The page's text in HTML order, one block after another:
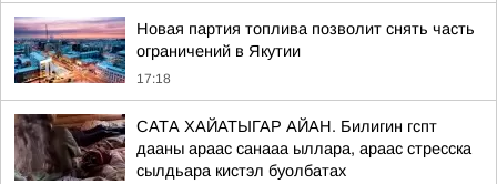
Новая партия топлива позволит снять часть
ограничений в Якутии
17:18
САТА ХАЙАТЫГАР АЙАН. Билигин гспт
дааны араас санааа ыллара, араас стресска
сылдьара кистэл буолбатах